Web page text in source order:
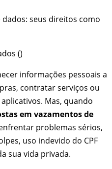
dados: seus direitos como
informações pessoais a
contratar serviços ou
Mas, quando
em vazamentos de
problemas sérios,
uso indevido do CPF
sua vida privada.